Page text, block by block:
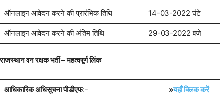
ऑनलाइन आवेदन करने की प्रारंभिक तिथि 14-03-2022 घंटे
ऑनलाइन आवेदन करने की अंतिम तिथि 29-03-2022 बजे
राजस्थान वन रक्षक भर्ती – महत्वपूर्ण लिंक
आधिकारिक अधिसूचना पीडीएफ:- »यहाँ क्लिक करें